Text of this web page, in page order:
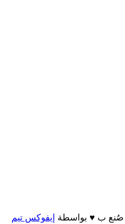
ب ♥ بواسطة إيفوكس تيم